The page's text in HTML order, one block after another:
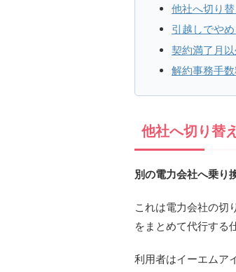
他社へ切り
引越しでや
契約満了月
解約事務手
他社へ切り替
別の電力会社へ乗り
これは電力会社の切
をまとめて代行する
利用者はイーエムア